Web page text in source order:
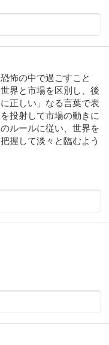
怖の中で過ごすこと
界と市場を区別し、後
正しい」なる言葉で表
投射して市場の動きに
ルールに従い、世界を
握して淡々と臨むよう